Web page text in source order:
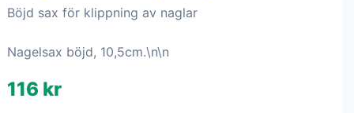
Böjd sax för klippning av naglar
Nagelsax böjd, 10,5cm.\n\n
116 kr